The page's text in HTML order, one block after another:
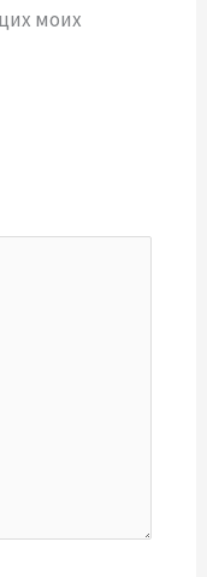
моих